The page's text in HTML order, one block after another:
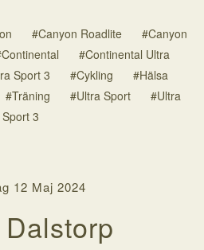
#Canyon Roadlite
#Canyon
#Continental Ultra
Sport 3 #Cykling
#Hälsa
#Träning #Ultra Sport
#Ultra
Sport 3
12 Maj 2024